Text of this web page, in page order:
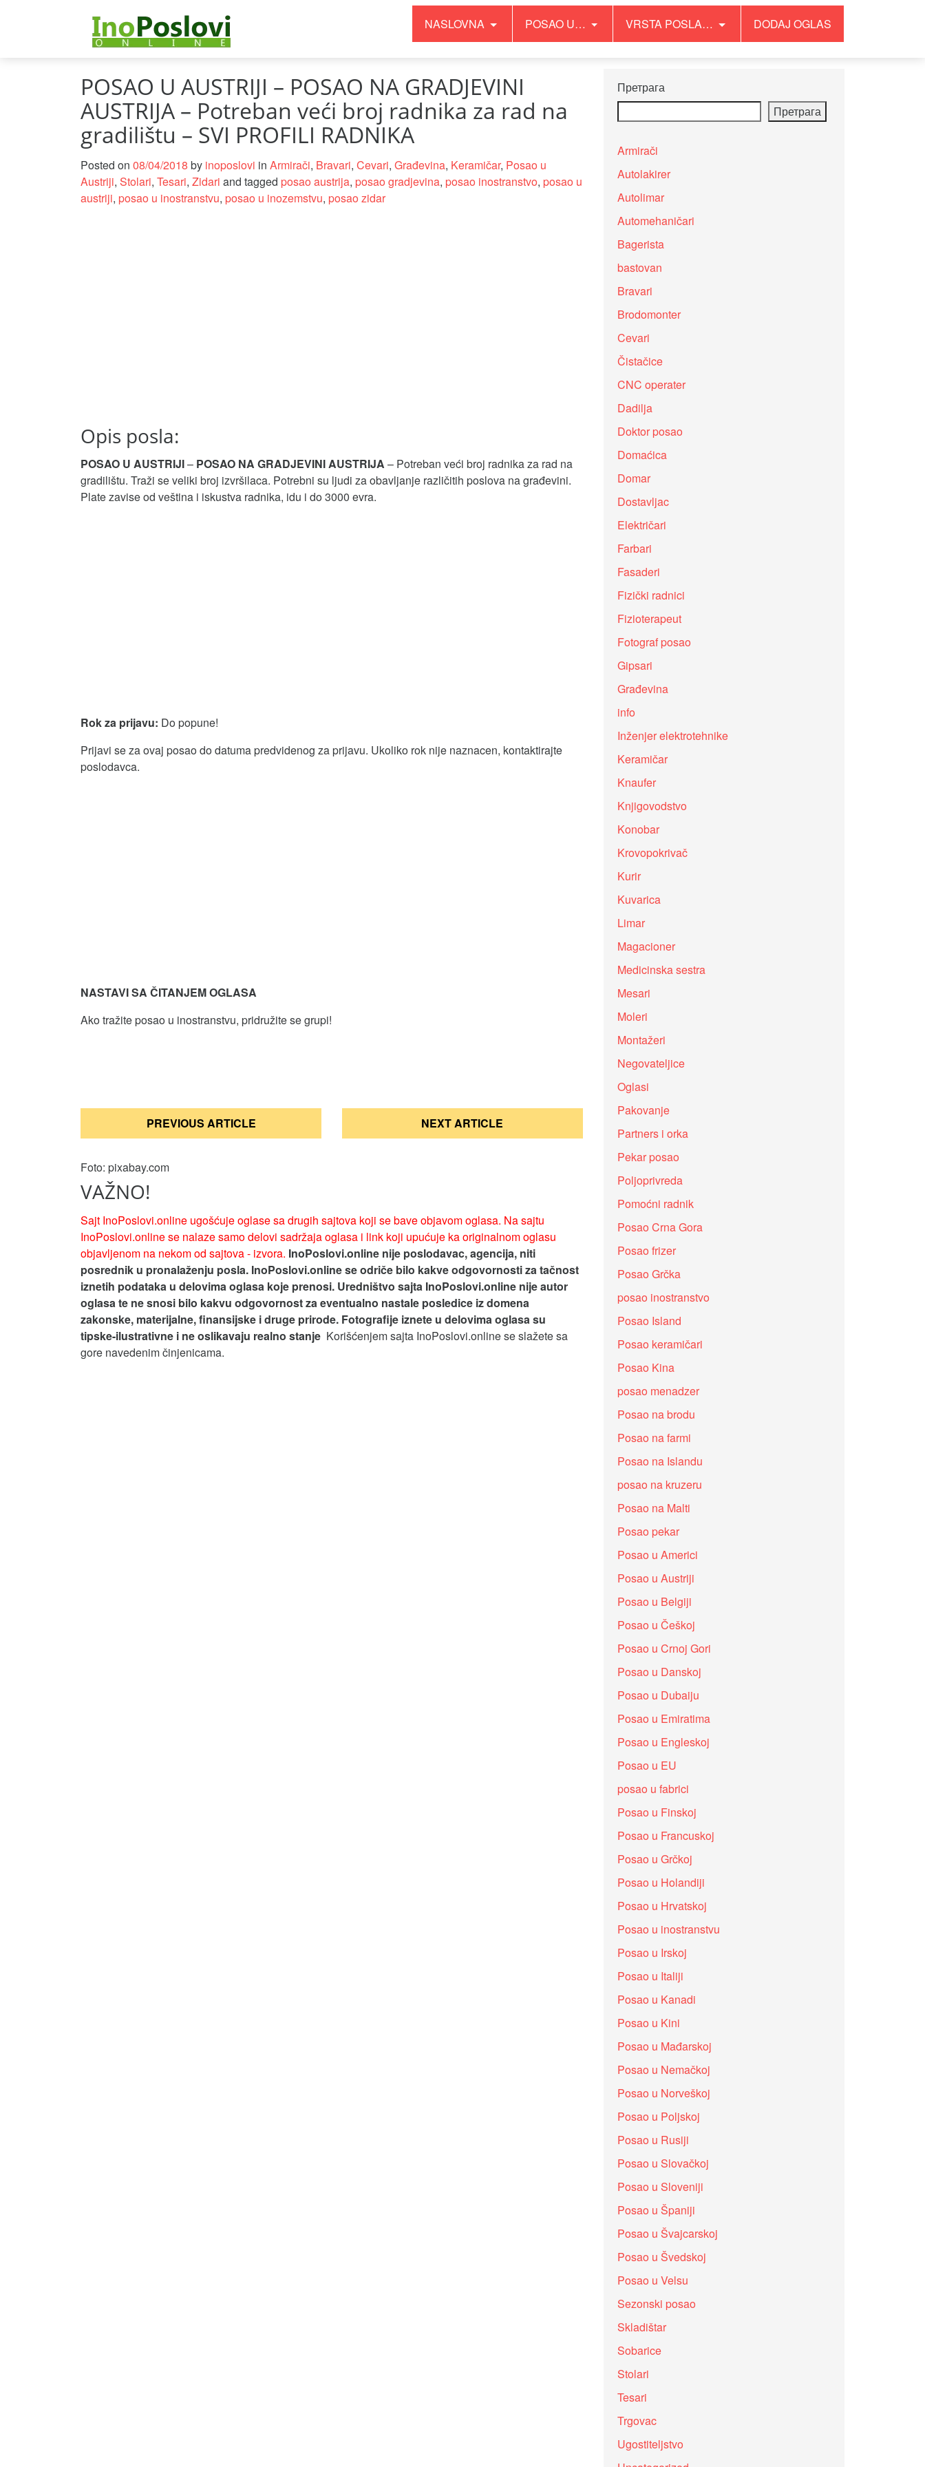
NASLOVNA POSAO U… VRSTA POSLA… DODAJ OGLAS
POSAO U AUSTRIJI – POSAO NA GRADJEVINI
AUSTRIJA – Potreban veći broj radnika za rad na
gradilištu – SVI PROFILI RADNIKA
Posted on 08/04/2018 by inoposlovi in Armirači, Bravari, Cevari, Građevina, Keramičar, Posao u
Austriji, Stolari, Tesari, Zidari and tagged posao austrija, posao gradjevina, posao inostranstvo, posao u
austriji, posao u inostranstvu, posao u inozemstvu, posao zidar
Opis posla:
POSAO U AUSTRIJI– POSAO NA GRADJEVINI AUSTRIJA – Potreban veći broj radnika za rad na
gradilištu. Traži se veliki broj izvršilaca. Potrebni su ljudi za obavljanje različitih poslova na građevini.
Plate zavise od veština i iskustva radnika, idu i do 3000 evra.
Rok za prijavu: Do popune!
Prijavi se za ovaj posao do datuma predvidenog za prijavu. Ukoliko rok nije naznacen, kontaktirajte
poslodavca.
NASTAVI SA ČITANJEM OGLASA
Ako tražite posao u inostranstvu, pridružite se grupi!
Кретање
PREVIOUS ARTICLE NEXT ARTICLE
Foto: pixabay.com
VAŽNO!
Sajt InoPoslovi.online ugošćuje oglase sa drugih sajtova koji se bave objavom oglasa. Na sajtu
InoPoslovi.online se nalaze samo delovi sadržaja oglasa i link koji upućuje ka originalnom oglasu
objavljenom na nekom od sajtova - izvora. InoPoslovi.online nije poslodavac, agencija, niti
posrednik u pronalaženju posla. InoPoslovi.online se odriče bilo kakve odgovornosti za tačnost
iznetih podataka u delovima oglasa koje prenosi. Uredništvo sajta InoPoslovi.online nije autor
oglasa te ne snosi bilo kakvu odgovornost za eventualno nastale posledice iz domena
zakonske, materijalne, finansijske i druge prirode. Fotografije iznete u delovima oglasa su
tipske-ilustrativne i ne oslikavaju realno stanje Korišćenjem sajta InoPoslovi.online se slažete sa
gore navedenim činjenicama.
Претрага
Претрага
Armirači
Autolakirer
Autolimar
Automehaničari
Bagerista
bastovan
Bravari
Brodomonter
Cevari
Čistačice
CNC operater
Dadilja
Doktor posao
Domaćica
Domar
Dostavljac
Električari
Farbari
Fasaderi
Fizički radnici
Fizioterapeut
Fotograf posao
Gipsari
Građevina
info
Inženjer elektrotehnike
Keramičar
Knaufer
Knjigovodstvo
Konobar
Krovopokrivač
Kurir
Kuvarica
Limar
Magacioner
Medicinska sestra
Mesari
Moleri
Montažeri
Negovateljice
Oglasi
Pakovanje
Partners i orka
Pekar posao
Poljoprivreda
Pomoćni radnik
Posao Crna Gora
Posao frizer
Posao Grčka
posao inostranstvo
Posao Island
Posao keramičari
Posao Kina
posao menadzer
Posao na brodu
Posao na farmi
Posao na Islandu
posao na kruzeru
Posao na Malti
Posao pekar
Posao u Americi
Posao u Austriji
Posao u Belgiji
Posao u Češkoj
Posao u Crnoj Gori
Posao u Danskoj
Posao u Dubaiju
Posao u Emiratima
Posao u Engleskoj
Posao u EU
posao u fabrici
Posao u Finskoj
Posao u Francuskoj
Posao u Grčkoj
Posao u Holandiji
Posao u Hrvatskoj
Posao u inostranstvu
Posao u Irskoj
Posao u Italiji
Posao u Kanadi
Posao u Kini
Posao u Mađarskoj
Posao u Nemačkoj
Posao u Norveškoj
Posao u Poljskoj
Posao u Rusiji
Posao u Slovačkoj
Posao u Sloveniji
Posao u Španiji
Posao u Švajcarskoj
Posao u Švedskoj
Posao u Velsu
Sezonski posao
Skladištar
Sobarice
Stolari
Tesari
Trgovac
Ugostiteljstvo